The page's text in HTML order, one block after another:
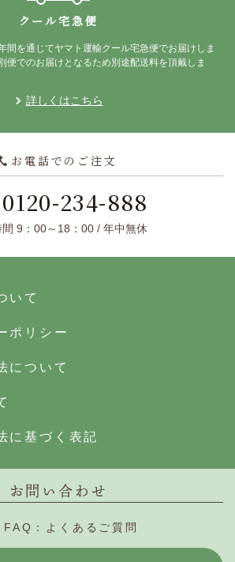
クール宅急便
間を通じてヤマト運輸クール宅急便でお届けしま
便でのお届けとなるため別途配送料を頂戴しま
詳しくはこちら
お電話でのご注文
0120-234-888
間 9：00～18：00 / 年中無休
いて
ポリシー
について
に基づく表記
お問い合わせ
FAQ：よくあるご質問